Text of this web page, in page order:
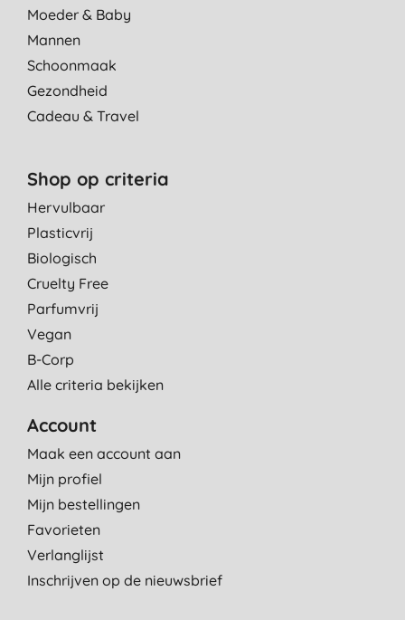
Moeder & Baby
Mannen
Schoonmaak
Gezondheid
Cadeau & Travel
Shop op criteria
Hervulbaar
Plasticvrij
Biologisch
Cruelty Free
Parfumvrij
Vegan
B-Corp
Alle criteria bekijken
Account
Maak een account aan
Mijn profiel
Mijn bestellingen
Favorieten
Verlanglijst
Inschrijven op de nieuwsbrief